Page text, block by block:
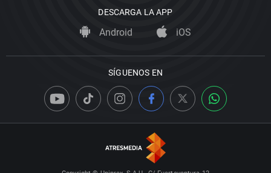
DESCARGA LA APP
Android iOS
SÍGUENOS EN